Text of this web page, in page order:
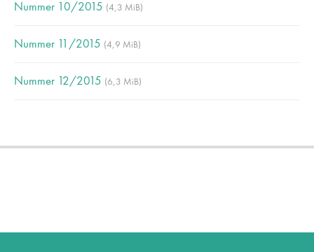
Nummer 10/2015 (4,3 MiB)
Nummer 11/2015 (4,9 MiB)
Nummer 12/2015 (6,3 MiB)